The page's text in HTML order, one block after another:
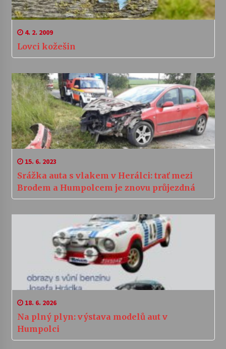
4. 2. 2009
Lovci kožešin
15. 6. 2023
Srážka auta s vlakem v Herálci: trať mezi
Brodem a Humpolcem je znovu průjezdná
18. 6. 2026
Na plný plyn: výstava modelů aut v
Humpolci